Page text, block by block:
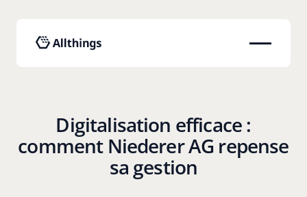
Digitalisation efficace :
comment Niederer AG repense
sa gestion